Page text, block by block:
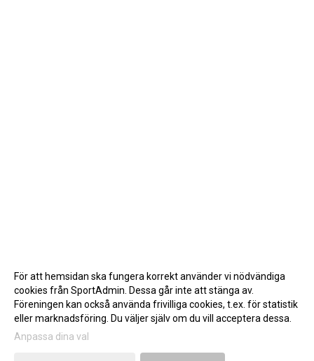
Gå till Webbversion
För att hemsidan ska fungera korrekt använder vi nödvändiga
cookies från SportAdmin. Dessa går inte att stänga av.
Föreningen kan också använda frivilliga cookies, t.ex. för statistik
eller marknadsföring. Du väljer själv om du vill acceptera dessa.
Anpassa dina val